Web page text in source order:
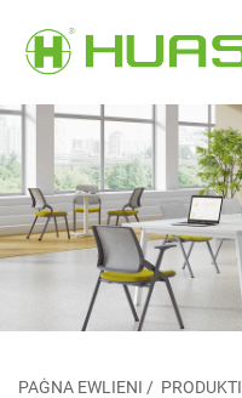
PAĠNA EWLIENI / PRODUKTI